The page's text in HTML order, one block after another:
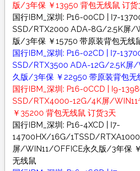
版/3年保 ￥13950 背包无线鼠 订货
国行IBM_深圳: P16-00CD | I7-
SSD/RTX2000 ADA-8G/2.5K屏/
版/3年保 ￥15750 带原装背包无线
国行IBM_深圳: P16-02CD | I7-
SSD/RTX3500 ADA-12G/2.5K屏/
久版/3年保 ￥22950 带原装背包无
国行IBM_深圳: P16-0CCD | I9-
SSD/RTX4000-12G/4K屏/
￥35200 背包无线鼠 订货3天
国行IBM_深圳: P16-4XCD | I7-
14700HX/16G/1TSSD/
屏/WIN11/OFFICE永久版/3年保
无线鼠